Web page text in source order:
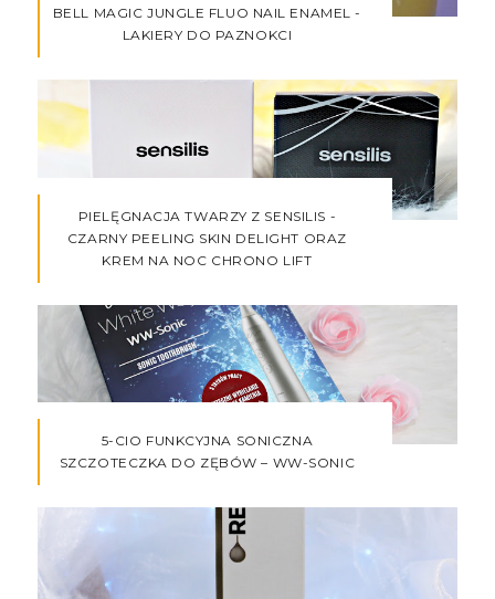
BELL MAGIC JUNGLE FLUO NAIL ENAMEL -
LAKIERY DO PAZNOKCI
PIELĘGNACJA TWARZY Z SENSILIS -
CZARNY PEELING SKIN DELIGHT ORAZ
KREM NA NOC CHRONO LIFT
5-CIO FUNKCYJNA SONICZNA
SZCZOTECZKA DO ZĘBÓW – WW-SONIC